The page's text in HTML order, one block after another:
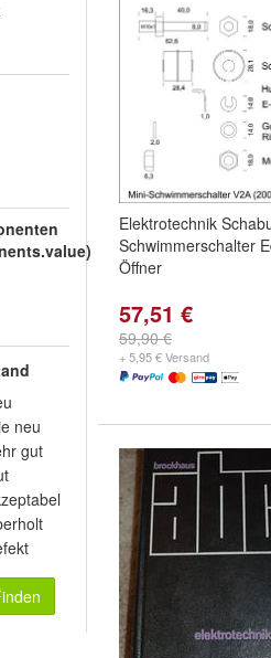
neu
gut
Elektrotechnik
Schwimmerschalter
Öffner
57,51 €
59,90 €
+ 5,95 € Versand